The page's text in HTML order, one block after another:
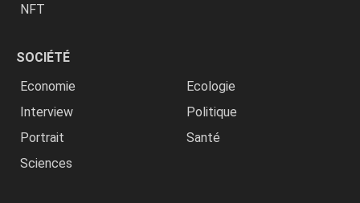
NFT
SOCIÉTÉ
Economie
Ecologie
Interview
Politique
Portrait
Santé
Sciences